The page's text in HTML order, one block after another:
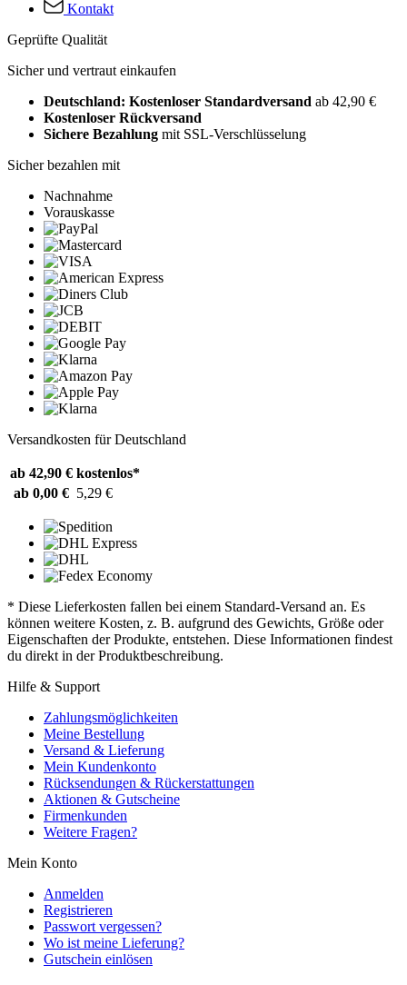
Kontakt
Geprüfte Qualität
Sicher und vertraut einkaufen
Deutschland: Kostenloser Standardversand ab 42,90 €
Kostenloser Rückversand
Sichere Bezahlung mit SSL-Verschlüsselung
Sicher bezahlen mit
Nachnahme
Vorauskasse
Versandkosten für Deutschland
ab 42,90 € kostenlos*
ab 0,00 € 5,29 €
* Diese Lieferkosten fallen bei einem Standard-Versand an. Es
können weitere Kosten, z. B. aufgrund des Gewichts, Größe oder
Eigenschaften der Produkte, entstehen. Diese Informationen findest
du direkt in der Produktbeschreibung.
Hilfe & Support
Zahlungsmöglichkeiten
Meine Bestellung
Versand & Lieferung
Mein Kundenkonto
Rücksendungen & Rückerstattungen
Aktionen & Gutscheine
Firmenkunden
Weitere Fragen?
Mein Konto
Anmelden
Registrieren
Passwort vergessen?
Wo ist meine Lieferung?
Gutschein einlösen